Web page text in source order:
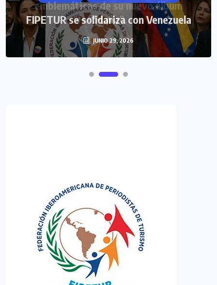
FIPETUR se solidariza con Venezuela
JUNIO 29, 2026